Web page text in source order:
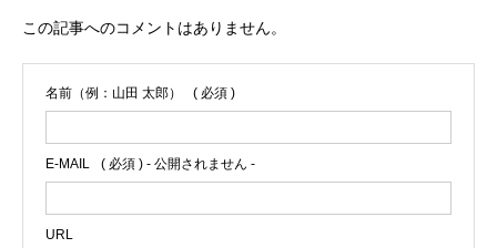
この記事へのコメントはありません。
名前（例：山田 太郎） ( 必須 )
E-MAIL ( 必須 ) - 公開されません -
URL